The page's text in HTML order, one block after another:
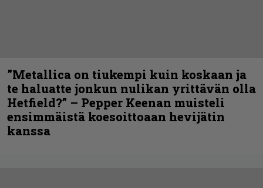
”Metallica on tiukempi kuin koskaan ja
te haluatte jonkun nulikan yrittävän olla
Hetfield?” – Pepper Keenan muisteli
ensimmäistä koesoittoaan hevijätin
kanssa